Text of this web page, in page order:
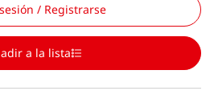
/ Registrarse
a la lista